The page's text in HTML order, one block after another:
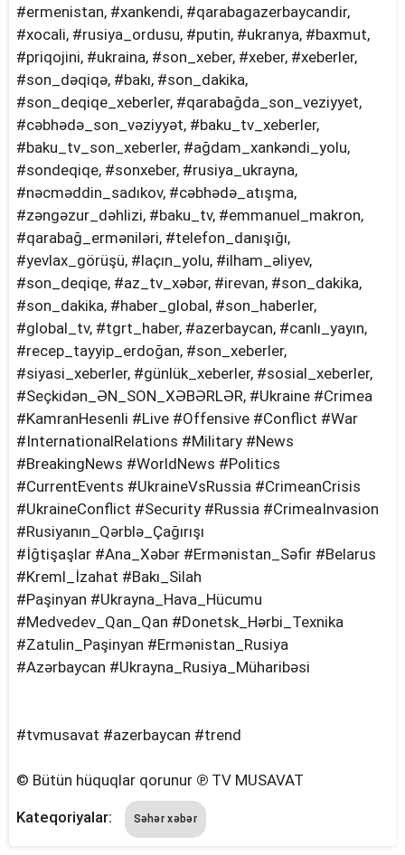
#ermenistan, #xankendi, #qarabagazerbaycandir,
#xocali, #rusiya_ordusu, #putin, #ukranya, #baxmut,
#priqojini, #ukraina, #son_xeber, #xeber, #xeberler,
#son_dəqiqə, #bakı, #son_dakika,
#son_deqiqe_xeberler, #qarabağda_son_veziyyet,
#cəbhədə_son_vəziyyət, #baku_tv_xeberler,
#baku_tv_son_xeberler, #ağdam_xankəndi_yolu,
#sondeqiqe, #sonxeber, #rusiya_ukrayna,
#nəcməddin_sadıkov, #cəbhədə_atışma,
#zəngəzur_dəhlizi, #baku_tv, #emmanuel_makron,
#qarabağ_erməniləri, #telefon_danışığı,
#yevlax_görüşü, #laçın_yolu, #i̇lham_əliyev,
#son_deqiqe, #az_tv_xəbər, #irevan, #son_dakika,
#son_dakika, #haber_global, #son_haberler,
#global_tv, #tgrt_haber, #azerbaycan, #canlı_yayın,
#recep_tayyip_erdoğan, #son_xeberler,
#siyasi_xeberler, #günlük_xeberler, #sosial_xeberler,
#Seçkidən_ƏN_SON_XƏBƏRLƏR, #Ukraine #Crimea
#KamranHesenli #Live #Offensive #Conflict #War
#InternationalRelations #Military #News
#BreakingNews #WorldNews #Politics
#CurrentEvents #UkraineVsRussia #CrimeanCrisis
#UkraineConflict #Security #Russia #CrimeaInvasion
#Rusiyanın_Qərblə_Çağırışı
#İğtişaşlar #Ana_Xəbər #Ermənistan_Səfir #Belarus
#Kreml_İzahat #Bakı_Silah
#Paşinyan #Ukrayna_Hava_Hücumu
#Medvedev_Qan_Qan #Donetsk_Hərbi_Texnika
#Zatulin_Paşinyan #Ermənistan_Rusiya
#Azərbaycan #Ukrayna_Rusiya_Müharibəsi
#tvmusavat #azerbaycan #trend
© Bütün hüquqlar qorunur ℗ TV MUSAVAT
Kateqoriyalar: Səhər xəbər